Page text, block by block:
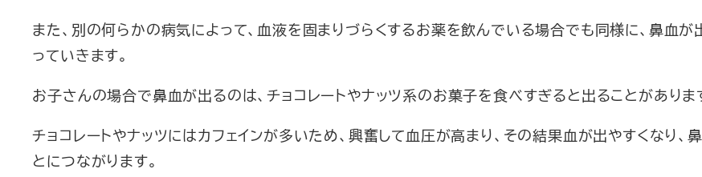
また、別の何らかの病気によって、血液を固まりづらくするお薬を飲んでいる場合でも同様に、鼻血が
っていきます。
お子さんの場合で鼻血が出るのは、チョコレートやナッツ系のお菓子を食べすぎると出ることがありま
チョコレートやナッツにはカフェインが多いため、興奮して血圧が高まり、その結果血が出やすくなり、
とにつながります。